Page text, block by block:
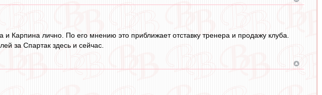
Карпина лично. По его мнению это приближает отставку тренера и продажу клуба.
за Спартак здесь и сейчас.